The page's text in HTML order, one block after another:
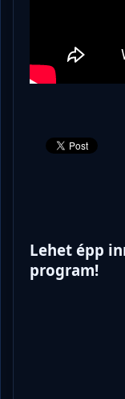
Lehet épp
program!